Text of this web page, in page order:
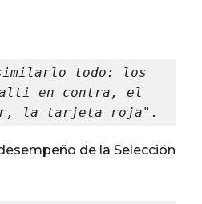
todo: los
en contra, el
la tarjeta roja".
de la Selección